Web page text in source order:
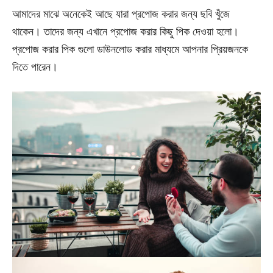
আমাদের মাঝে অনেকেই আছে যারা প্রপোজ করার জন্য ছবি খুঁজে
থাকেন। তাদের জন্য এখানে প্রপোজ করার কিছু পিক দেওয়া হলো।
প্রপোজ করার পিক গুলো ডাউনলোড করার মাধ্যমে আপনার প্রিয়জনকে
দিতে পারেন।